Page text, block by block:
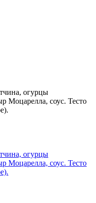
огурцы
Моцарелла, соус. Тесто
огурцы
Моцарелла, соус. Тесто